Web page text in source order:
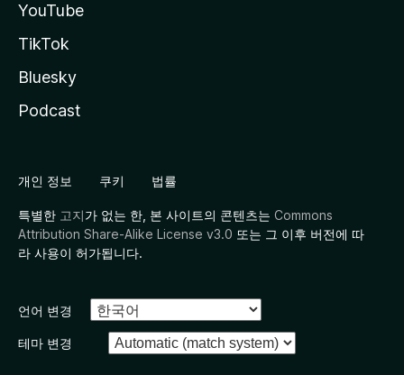
YouTube
TikTok
Bluesky
Podcast
개인 정보 쿠키 법률
특별한 고지가 없는 한, 본 사이트의 콘텐츠는 Commons
Attribution Share-Alike License v3.0 또는 그 이후 버전에 따
라 사용이 허가됩니다.
언어 변경
테마 변경